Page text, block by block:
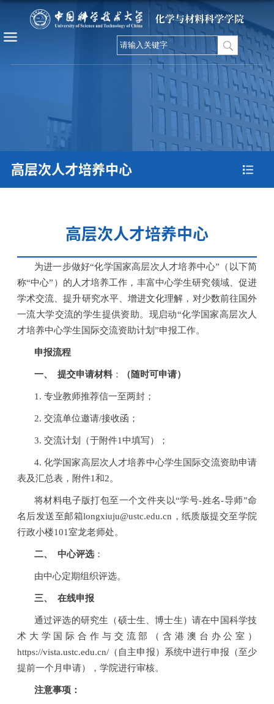
高层次人才培养中心
高层次人才培养中心
为进一步做好“化学国家高层次人才培养中心”（以下简
称“中心”）的人才培养工作，丰富中心学生研究领域、促进
学术交流、提升研究水平、增进文化理解，对少数前往国外
一流大学交流的学生提供资助。现启动“化学国家高层次人
才培养中心学生国际交流资助计划”申报工作。
申报流程
一、 提交申请材料： （随时可申请）
1. 专业教师推荐信一至两封；
2. 交流单位邀请/接收函；
3. 交流计划（于附件1中填写）；
4.化学国家高层次人才培养中心学生国际交流资助申请
表及汇总表，附件1和2。
将材料电子版打包至一个文件夹以“学号-姓名-导师”命
名后发送至邮箱longxiuju@ustc.edu.cn ，纸质版提交至学院
行政小楼101室龙老师处。
二、 中心评选：
由中心定期组织评选。
三、 在线申报
通过评选的研究生（硕士生、博士生）请在中国科学技
术大学国际合作与交流部（含港澳台办公室）
https://vista.ustc.edu.cn/（自主申报）系统中进行申报（至少
提前一个月申请），学院进行审核。
注意事项：